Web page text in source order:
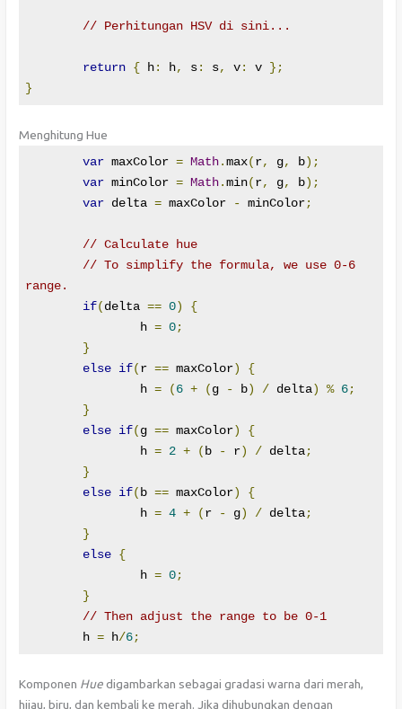
// Perhitungan HSV di sini...
return { h: h, s: s, v: v
};
}
Menghitung Hue
var maxColor = Math. max( r, g, b);
var minColor = Math. min( r, g, b);
var delta = maxColor - minColor;
// Calculate hue
// To simplify the formula, we use 0-6
range.
if( delta == 0)
{
		h
= 0;
}
else
if( r == maxColor)
{
		h
= ( 6 + ( g - b) / delta) % 6;
}
else
if( g == maxColor)
{
		h
= 2 + ( b - r) / delta;
}
else
if( b == maxColor)
{
		h
= 4 + ( r - g) / delta;
}
else
{
		h
= 0;
}
// Then adjust the range to be 0-1
	h
= h/6;
Komponen Huedigambarkan sebagai gradasi warna dari merah,
hijau, biru, dan kembali ke merah. Jika dihubungkan dengan